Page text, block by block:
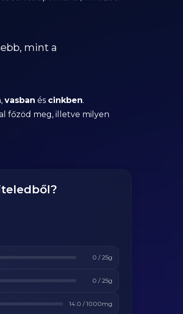
mint a
, vasban és cinkben.
főzöd meg, illetve milyen
0 /25g
0 /25g
14.0 /1000mg